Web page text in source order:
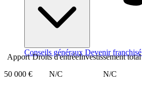
Conseils généraux Devenir franchisé
Apport
50 000 €
Droits d'entrée
N/C
Investissement total
N/C